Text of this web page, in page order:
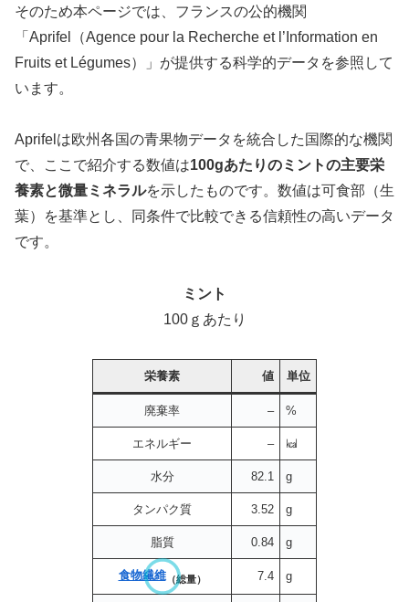
そのため本ページでは、フランスの公的機関
「Aprifel（Agence pour la Recherche et l’Information en
Fruits et Légumes）」が提供する科学的データを参照して
います。
Aprifelは欧州各国の青果物データを統合した国際的な機関
で、ここで紹介する数値は100gあたりのミントの主要栄
養素と微量ミネラルを示したものです。数値は可食部（生
葉）を基準とし、同条件で比較できる信頼性の高いデータ
です。
ミント
100ｇあたり
栄養素 値 単位
廃棄率 – %
エネルギー – ㎉
水分 82.1 g
タンパク質 3.52 g
脂質 0.84 g
食物繊維（総量） 7.4 g